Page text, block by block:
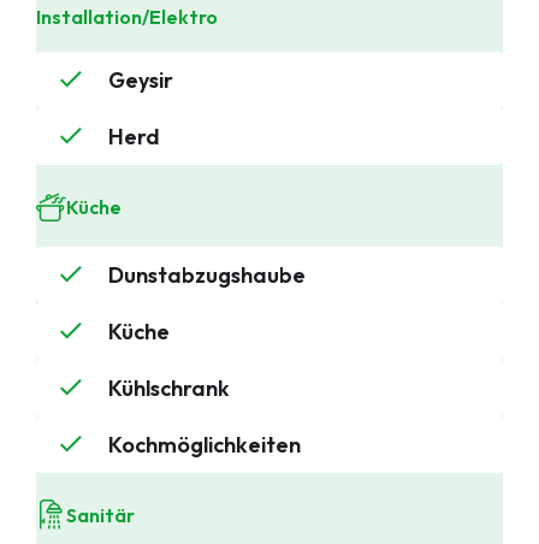
Installation/Elektro
Geysir
Herd
Küche
Dunstabzugshaube
Küche
Kühlschrank
Kochmöglichkeiten
Sanitär